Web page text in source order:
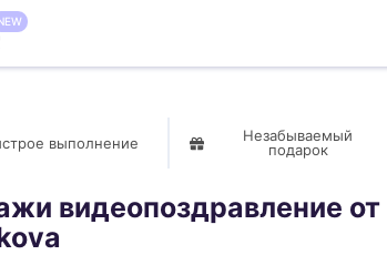
выполнение
Незабываемый
подарок
видеопоздравление от